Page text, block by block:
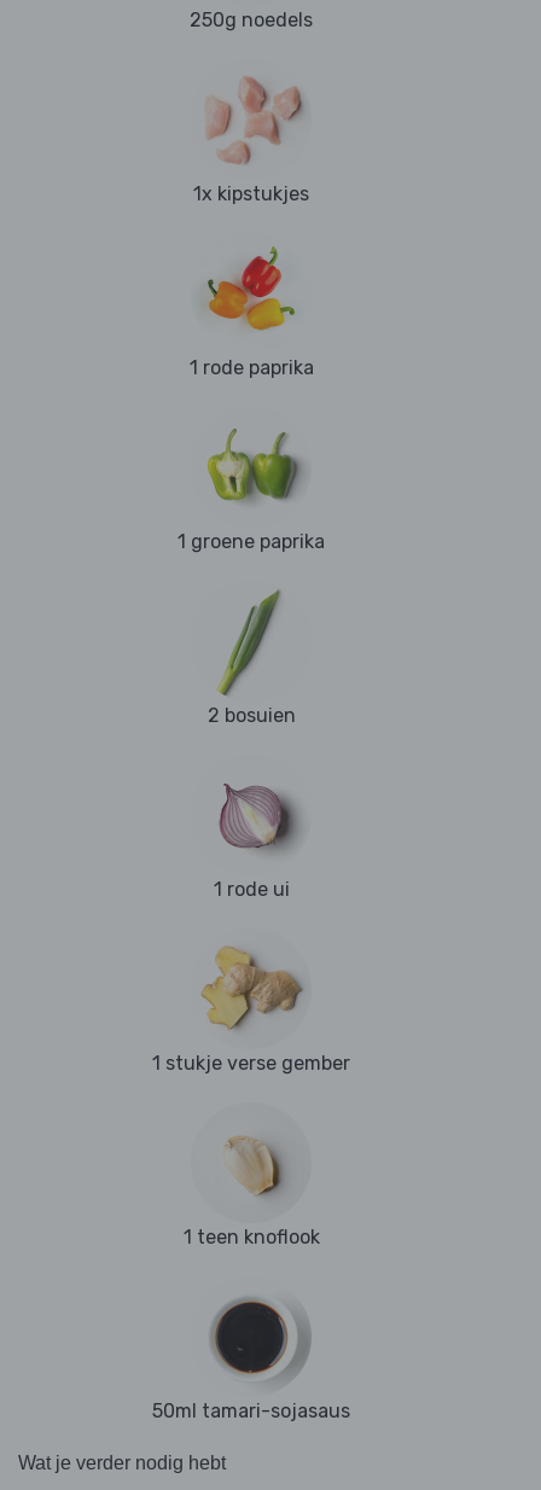
250g noedels
1x kipstukjes
1 rode paprika
1 groene paprika
2 bosuien
1 rode ui
1 stukje verse gember
1 teen knoflook
50ml tamari-sojasaus
Wat je verder nodig hebt